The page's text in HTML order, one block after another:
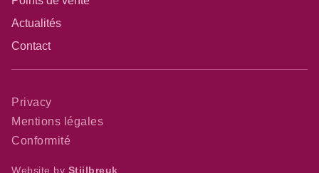
Actualités
Contact
Privacy
Mentions légales
Conformité
Website by Stijlbreuk